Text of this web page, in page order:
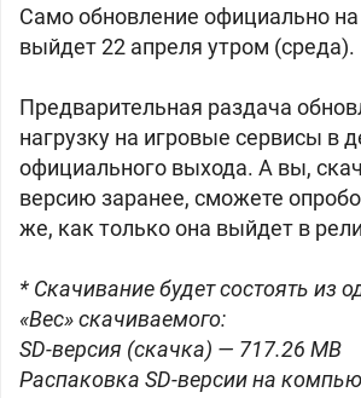
Само обновление официально на
выйдет 22 апреля утром (среда).
Предварительная раздача
нагрузку на игровые сервисы в
официального выхода. А вы,
версию заранее, сможете
же, как только она выйдет в
* Скачивание будет состоять из
«Вес» скачиваемого:
SD-версия (скачка) — 717.26 MB
Распаковка SD-версии на